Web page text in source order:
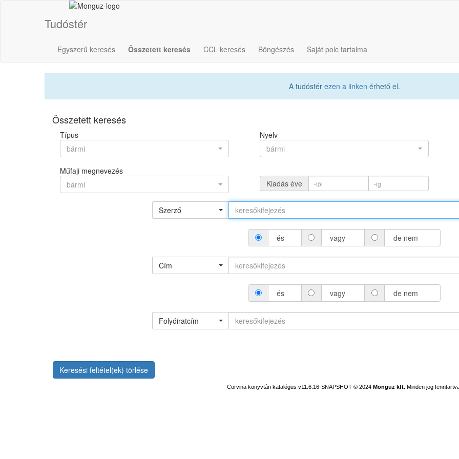
Tudóstér
Egyszerű keresés Összetett keresés CCL keresés Böngészés Saját polc tartalma
A tudóstér ezen a linken érhető el.
Összetett keresés
Típus
bármi
Nyelv
bármi
Műfaji megnevezés
bármi
Kiadás éve
Szerző
és vagy de nem
Cím
és vagy de nem
Folyóiratcím
Keresési feltétel(ek) törlése
Corvina könyvtári katalógus v11.6.16-SNAPSHOT © 2024 Monguz kft. Minden jog